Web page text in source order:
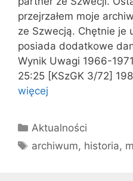
przejrzałem moje
ze Szwecją. Chętnie je
posiada dodatkowe
Wynik Uwagi 1966-
25:25 [KSzGK 3/72]
więcej
Kategorie
Aktualności
Tagi
archiwum, historia,